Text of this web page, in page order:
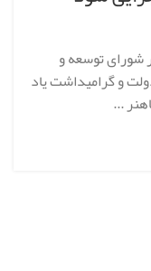
شورای توسعه و
و گرامیداشت یاد
...